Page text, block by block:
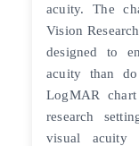
acuity. The
Vision
designed to
acuity than
LogMAR
research
visual acuity